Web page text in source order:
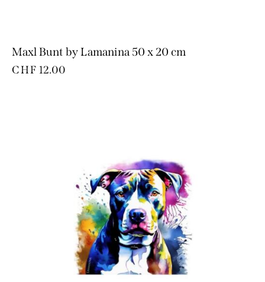
Maxl Bunt by Lamanina 50 x 20 cm
CHF 12.00